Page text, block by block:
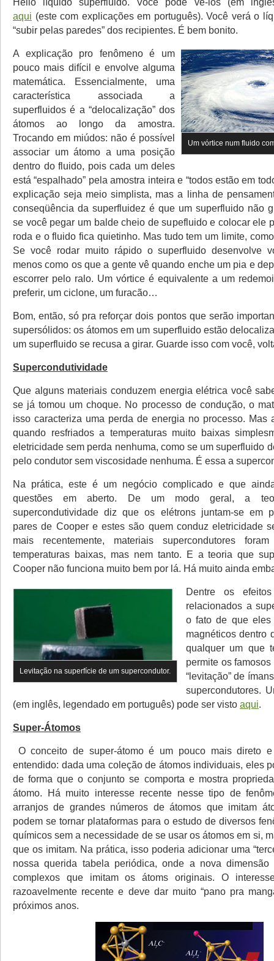
aqui (este com explicações em português). Você verá o
“subir pelas paredes” dos recipientes. É bem bonito.
Um vórtice num fluido
A explicação pro fenômeno é um
pouco mais difícil e envolve alguma
matemática. Essencialmente, uma
característica associada a
superfluidos é a “delocalização” dos
átomos ao longo da amostra.
Trocando em miúdos: não é possível
associar um átomo a uma posição
dentro do fluido, pois cada um deles
está “espalhado” pela amostra inteira e “todos estão em
explicação seja meio simplista, mas a linha de
conseqüência da superfluidez é que um superfluido não
se você pegar um balde cheio de supefluido e colocar ele
roda e o fluido fica quietinho. Mas tudo tem um limite,
Se você rodar muito rápido o superfluido desenvolve
menos como os que a gente vê quando enche um pia e
escorrer pelo ralo. Um vórtice é equivalente a um
preferir, um ciclone, um furacão…
Bom, então, só pra reforçar dois pontos que serão
supersólidos: os átomos em um superfluido estão
um superfluido se recusa a girar. Guarde isso com você,
Supercondutividade
Que alguns materiais conduzem energia elétrica você
se já tomou um choque. No processo de condução, o
isso caracteriza uma perda de energia no processo. Mas
quando resfriados a temperaturas muito baixas
eletricidade sem perda nenhuma, como se um superfluido
pelo condutor sem viscosidade nenhuma. É essa a
Na prática, este é um negócio complicado e que
questões em aberto. De um modo geral, a
supercondutividade diz que os elétrons juntam-se em
pares de Cooper e estes são quem conduz eletricidade
mais recentemente, materiais supercondutores
temperaturas baixas, mas nem tanto. E a teoria que
Cooper não funciona muito bem por lá. Há muito ainda
Levitação na superfície de um supercondutor.
Dentre os
relacionados a
o fato de que eles
magnéticos dentro
qualquer um que
permite os
“levitação” de
supercondutores.
(em inglês, legendado em português) pode ser visto aqui.
Super-Átomos
O conceito de super-átomo é um pouco mais direto
entendido: dada uma coleção de átomos individuais, eles
de forma que o conjunto se comporta e mostra
átomo. Há muito interesse recente nesse tipo de
arranjos de grandes números de átomos que imitam
podem se tornar plataformas para o estudo de diversos
químicos sem a necessidade de se usar os átomos em si,
que os imitam. Na prática, isso poderia adicionar uma
nossa querida tabela periódica, onde a nova
complexos que imitam os átoms originais. O
razoavelmente recente e deve dar muito “pano pra
próximos anos.